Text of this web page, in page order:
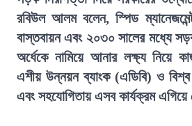
রবিউল আলম বলেন, স্পিড
বাস্তবায়ন এবং ২০৩০ সালের মধ্যে
অর্ধেকে নামিয়ে আনার লক্ষ্য নিয়ে
এশীয় উন্নয়ন ব্যাংক (এডিবি) ও বিশ্ব
এবং সহযোগিতায় এসব কার্যক্রম এগিয়ে